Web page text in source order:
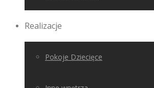
Realizacje
Pokoje Dziecięce